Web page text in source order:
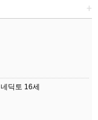
+
딕토 16세